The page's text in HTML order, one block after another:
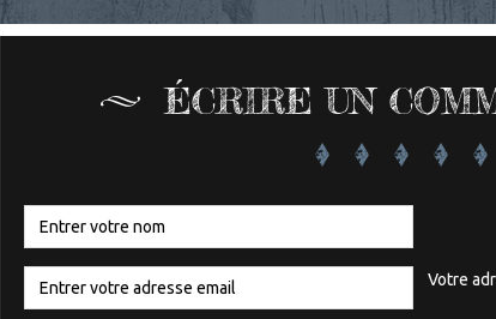
ÉCRIRE UN
Votre